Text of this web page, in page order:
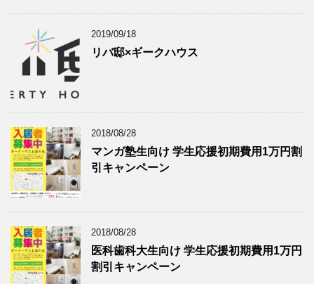
2019/09/18
リバ邸×ギークハウス
2018/08/28
マンガ塾生向け 学生応援初期費用1万円割
引キャンペーン
2018/08/28
医科歯科大生向け 学生応援初期費用1万円
割引キャンペーン